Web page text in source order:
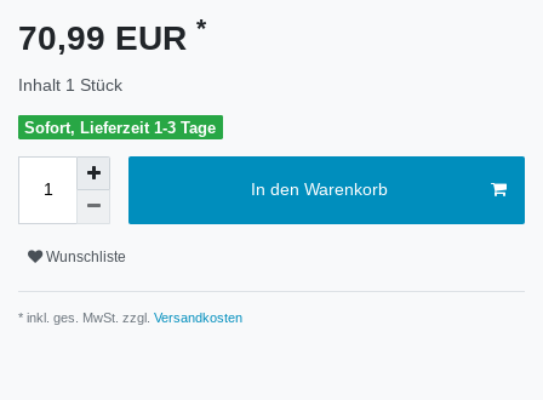
70,99 EUR *
Inhalt 1 Stück
Sofort, Lieferzeit 1-3 Tage
In den Warenkorb
Wunschliste
* inkl. ges. MwSt. zzgl. Versandkosten